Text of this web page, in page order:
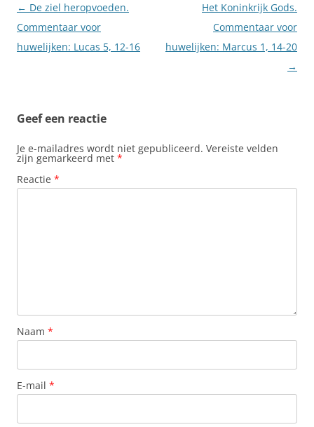
Berichtnavigatie
← De ziel heropvoeden.
Commentaar voor
huwelijken: Lucas 5, 12-16
Het Koninkrijk Gods.
Commentaar voor
huwelijken: Marcus 1, 14-20
→
Geef een reactie
Je e-mailadres wordt niet gepubliceerd. Vereiste velden
zijn gemarkeerd met *
Reactie *
Naam *
E-mail *